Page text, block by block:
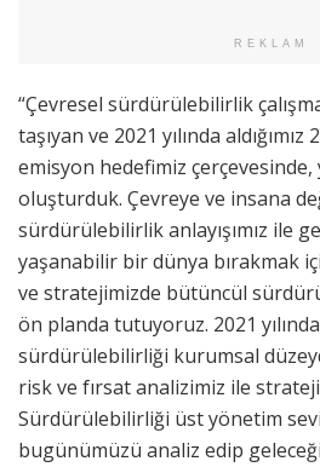
REKLAM
“Çevresel sürdürülebilirlik
taşıyan ve 2021 yılında aldığımız
emisyon hedefimiz çerçevesinde,
oluşturduk. Çevreye ve insana
sürdürülebilirlik anlayışımız ile
yaşanabilir bir dünya bırakmak
ve stratejimizde bütüncül
ön planda tutuyoruz. 2021
sürdürülebilirliği kurumsal
risk ve fırsat analizimiz ile
Sürdürülebilirliği üst yönetim
bugünümüzü analiz edip